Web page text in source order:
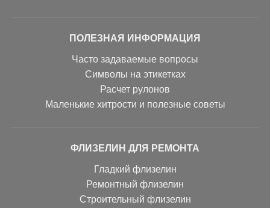
ПОЛЕЗНАЯ ИНФОРМАЦИЯ
Часто задаваемые вопросы
Символы на этикетках
Расчет рулонов
Маленькие хитрости и полезные советы
ФЛИЗЕЛИН ДЛЯ РЕМОНТА
Гладкий флизелин
Ремонтный флизелин
Строительный флизелин